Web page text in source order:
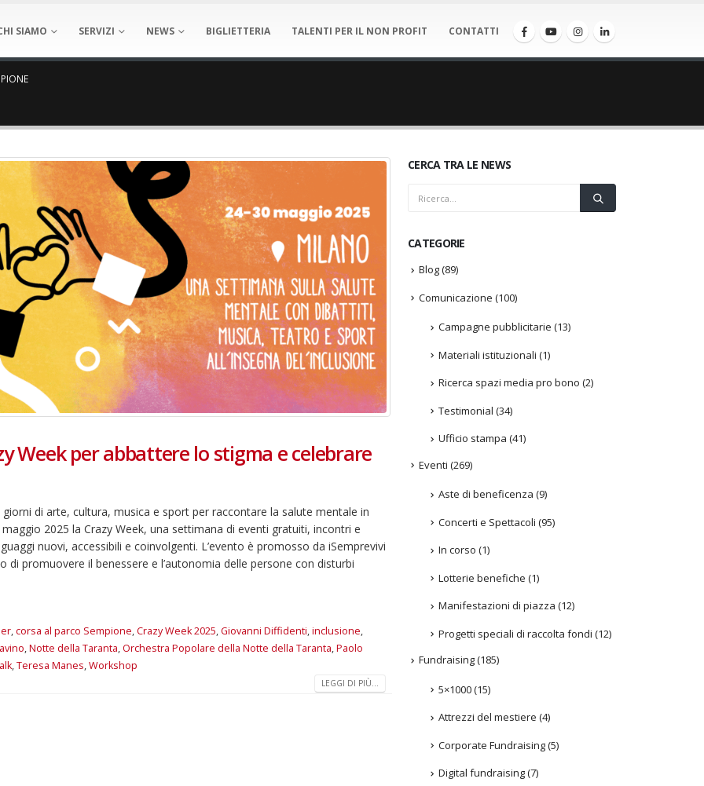
SIAMO SERVIZI NEWS BIGLIETTERIA TALENTI PER IL NON PROFIT CONTATTI
Week per abbattere lo stigma e celebrare
di arte, cultura, musica e sport per raccontare la salute mentale in
2025 la Crazy Week, una settimana di eventi gratuiti, incontri e
nuovi, accessibili e coinvolgenti. L’evento è promosso da iSemprevivi
di promuovere il benessere e l’autonomia delle persone con disturbi
,corsa al parco Sempione,Crazy Week 2025,Giovanni Diffidenti,inclusione,
,Notte della Taranta,Orchestra Popolare della Notte della Taranta,Paolo
,Teresa Manes,Workshop
LEGGI DI PIÙ...
CERCA TRA LE NEWS
CATEGORIE
Blog(89)
Comunicazione (100)
Campagne pubblicitarie (13)
Materiali istituzionali (1)
Ricerca spazi media pro bono (2)
Testimonial (34)
Ufficio stampa (41)
Eventi (269)
Aste di beneficenza (9)
Concerti e Spettacoli (95)
In corso (1)
Lotterie benefiche (1)
Manifestazioni di piazza (12)
Progetti speciali di raccolta fondi (12)
Fundraising(185)
5×1000(15)
Attrezzi del mestiere (4)
Corporate Fundraising(5)
Digital fundraising(7)